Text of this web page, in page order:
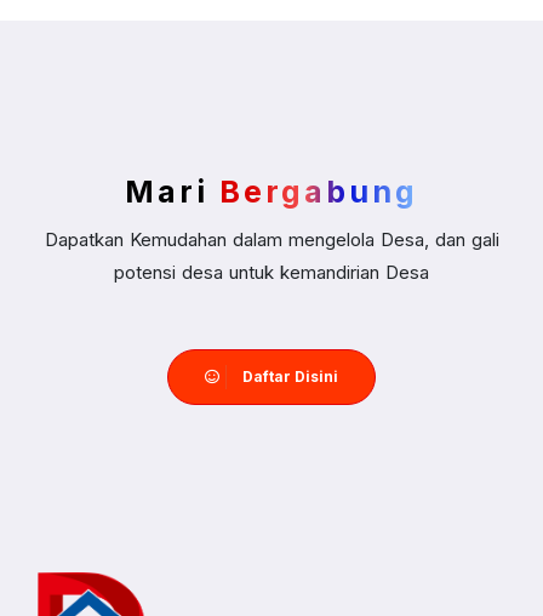
Mari Bergabung
Dapatkan Kemudahan dalam mengelola Desa, dan gali
potensi desa untuk kemandirian Desa
Daftar Disini